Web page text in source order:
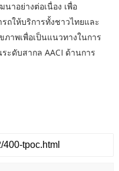
าอย่างต่อเนื่อง เพื่อ
ถให้บริการทั้งชาวไทยและ
าพเพื่อเป็นแนวทางในการ
ะดับสากล AACI ด้านการ